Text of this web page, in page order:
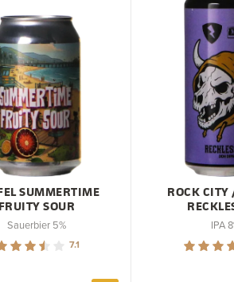
SUMMERTIME
FRUITY SOUR
Sauerbier 5%
7.1
ROCK
IPA